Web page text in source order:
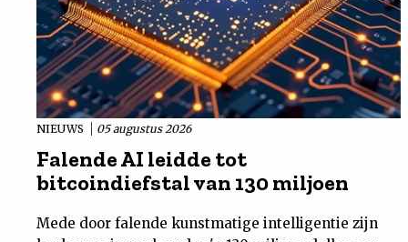
NIEUWS 05 augustus 2026
Falende AI leidde tot
bitcoindiefstal van 130 miljoen
Mede door falende kunstmatige intelligentie zijn